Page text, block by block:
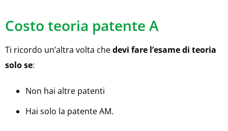
Costo teoria patente A
Ti ricordo un’altra volta chedevi fare l’esame di teoria
solo se:
Non hai altre patenti
Hai solo la patente AM.